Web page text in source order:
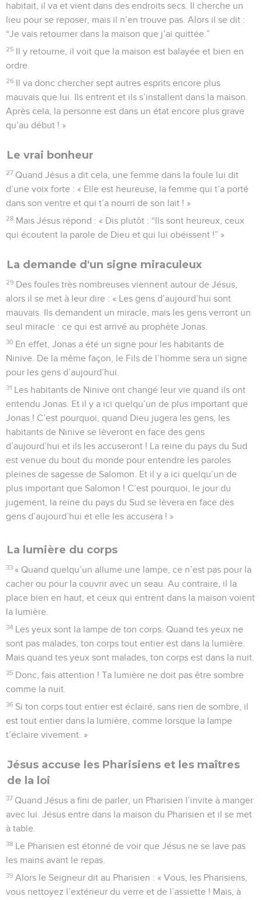
habitait, il va et vient dans des endroits secs. Il cherche un
lieu pour se reposer, mais il n’en trouve pas. Alors il se dit :
“Je vais retourner dans la maison que j’ai quittée.”
25 Il y retourne, il voit que la maison est balayée et bien en
ordre.
26 Il va donc chercher sept autres esprits encore plus
mauvais que lui. Ils entrent et ils s’installent dans la maison.
Après cela, la personne est dans un état encore plus grave
qu’au début ! »
Le vrai bonheur
27 Quand Jésus a dit cela, une femme dans la foule lui dit
d’une voix forte : « Elle est heureuse, la femme qui t’a porté
dans son ventre et qui t’a nourri de son lait ! »
28 Mais Jésus répond : « Dis plutôt : “Ils sont heureux, ceux
qui écoutent la parole de Dieu et qui lui obéissent !” »
La demande d'un signe miraculeux
29 Des foules très nombreuses viennent autour de Jésus,
alors il se met à leur dire : « Les gens d’aujourd’hui sont
mauvais. Ils demandent un miracle, mais les gens verront un
seul miracle : ce qui est arrivé au prophète Jonas.
30 En effet, Jonas a été un signe pour les habitants de
Ninive. De la même façon, le Fils de l’homme sera un signe
pour les gens d’aujourd’hui.
31 Les habitants de Ninive ont changé leur vie quand ils ont
entendu Jonas. Et il y a ici quelqu’un de plus important que
Jonas ! C’est pourquoi, quand Dieu jugera les gens, les
habitants de Ninive se lèveront en face des gens
d’aujourd’hui et ils les accuseront ! La reine du pays du Sud
est venue du bout du monde pour entendre les paroles
pleines de sagesse de Salomon. Et il y a ici quelqu’un de
plus important que Salomon ! C’est pourquoi, le jour du
jugement, la reine du pays du Sud se lèvera en face des
gens d’aujourd’hui et elle les accusera ! »
La lumière du corps
33 « Quand quelqu’un allume une lampe, ce n’est pas pour la
cacher ou pour la couvrir avec un seau. Au contraire, il la
place bien en haut, et ceux qui entrent dans la maison voient
la lumière.
34 Les yeux sont la lampe de ton corps. Quand tes yeux ne
sont pas malades, ton corps tout entier est dans la lumière.
Mais quand tes yeux sont malades, ton corps est dans la nuit.
35 Donc, fais attention ! Ta lumière ne doit pas être sombre
comme la nuit.
36 Si ton corps tout entier est éclairé, sans rien de sombre, il
est tout entier dans la lumière, comme lorsque la lampe
t’éclaire vivement. »
Jésus accuse les Pharisiens et les maîtres
de la loi
37 Quand Jésus a fini de parler, un Pharisien l’invite à manger
avec lui. Jésus entre dans la maison du Pharisien et il se met
à table.
38 Le Pharisien est étonné de voir que Jésus ne se lave pas
les mains avant le repas.
39 Alors le Seigneur dit au Pharisien : « Vous, les Pharisiens,
vous nettoyez l’extérieur du verre et de l’assiette ! Mais, à